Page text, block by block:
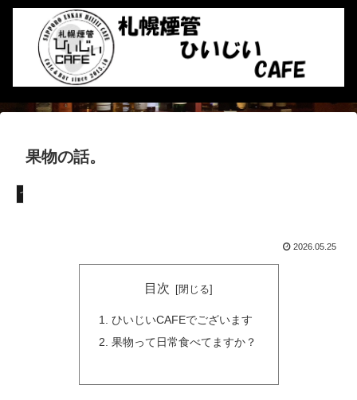
果物の話。
つぶやき
2026.05.25
目次
ひいじいCAFEでございます
果物って日常食べてますか？